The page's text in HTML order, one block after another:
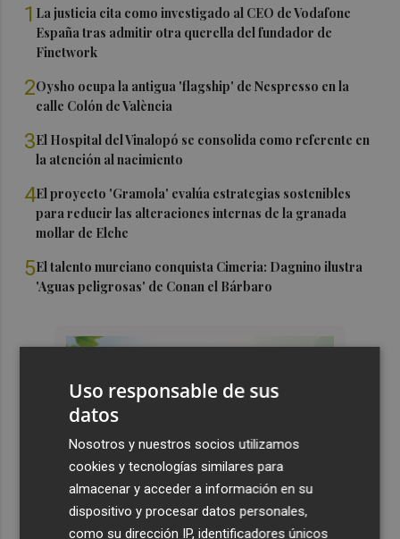
1 La justicia cita como investigado al CEO de Vodafone
España tras admitir otra querella del fundador de
Finetwork
2Oysho ocupa la antigua 'flagship' de Nespresso en la
calle Colón de València
3El Hospital del Vinalopó se consolida como referente en
la atención al nacimiento
4El proyecto 'Gramola' evalúa estrategias sostenibles
para reducir las alteraciones internas de la granada
mollar de Elche
5El talento murciano conquista Cimeria: Dagnino ilustra
'Aguas peligrosas' de Conan el Bárbaro
Uso responsable de sus
datos
Nosotros y nuestros socios utilizamos
cookies y tecnologías similares para
almacenar y acceder a información en su
dispositivo y procesar datos personales,
como su dirección IP, identificadores únicos